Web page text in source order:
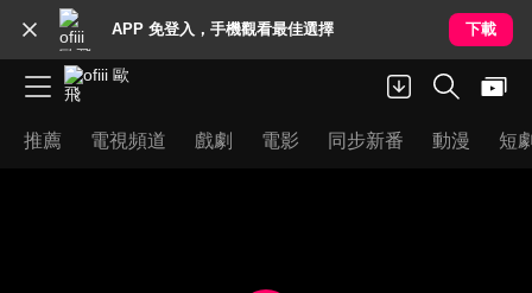
APP 免登入，手機觀看最佳選擇 下載
推薦 電視頻道 戲劇 電影 同步新番 動漫 短